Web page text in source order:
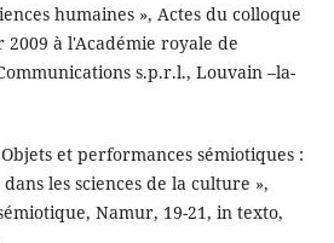
humaines », Actes du colloque
2009 à l'Académie royale de
s.p.r.l., Louvain –la-
Objets et performances sémiotiques :
les sciences de la culture »,
Namur, 19-21, in texto,